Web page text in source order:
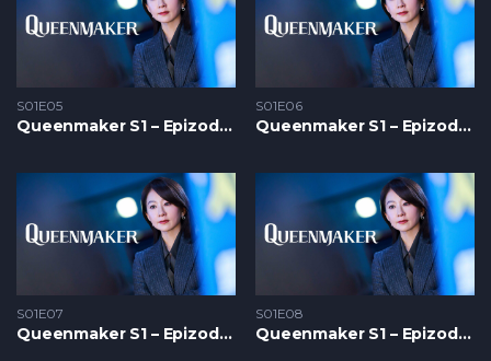
S01E05
Queenmaker S1 – Epizoda 05
S01E06
Queenmaker S1 – Epizoda 06
S01E07
Queenmaker S1 – Epizoda 07
S01E08
Queenmaker S1 – Epizoda 08